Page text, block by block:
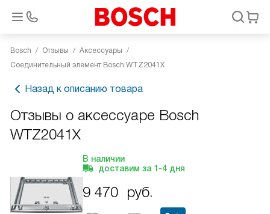
Bosch Отзывы
Аксессуары
Соединительный элемент Bosch WTZ2041X
Назад к описанию товара
Отзывы о аксессуаре Bosch
WTZ2041X
В наличии
доставим за 1-4 дня
9 470 руб.